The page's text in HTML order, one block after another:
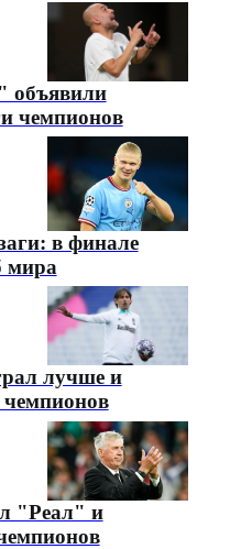
чемпионов
в финале
мира
лучше и
"Реал" и